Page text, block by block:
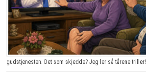
gudstjenesten. Det som skjedde? Jeg ler så tårene triller!